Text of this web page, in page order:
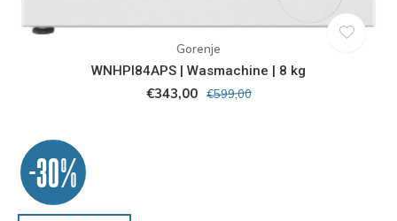
Gorenje
WNHPI84APS | Wasmachine | 8 kg
€343,00 €599,00
-30%